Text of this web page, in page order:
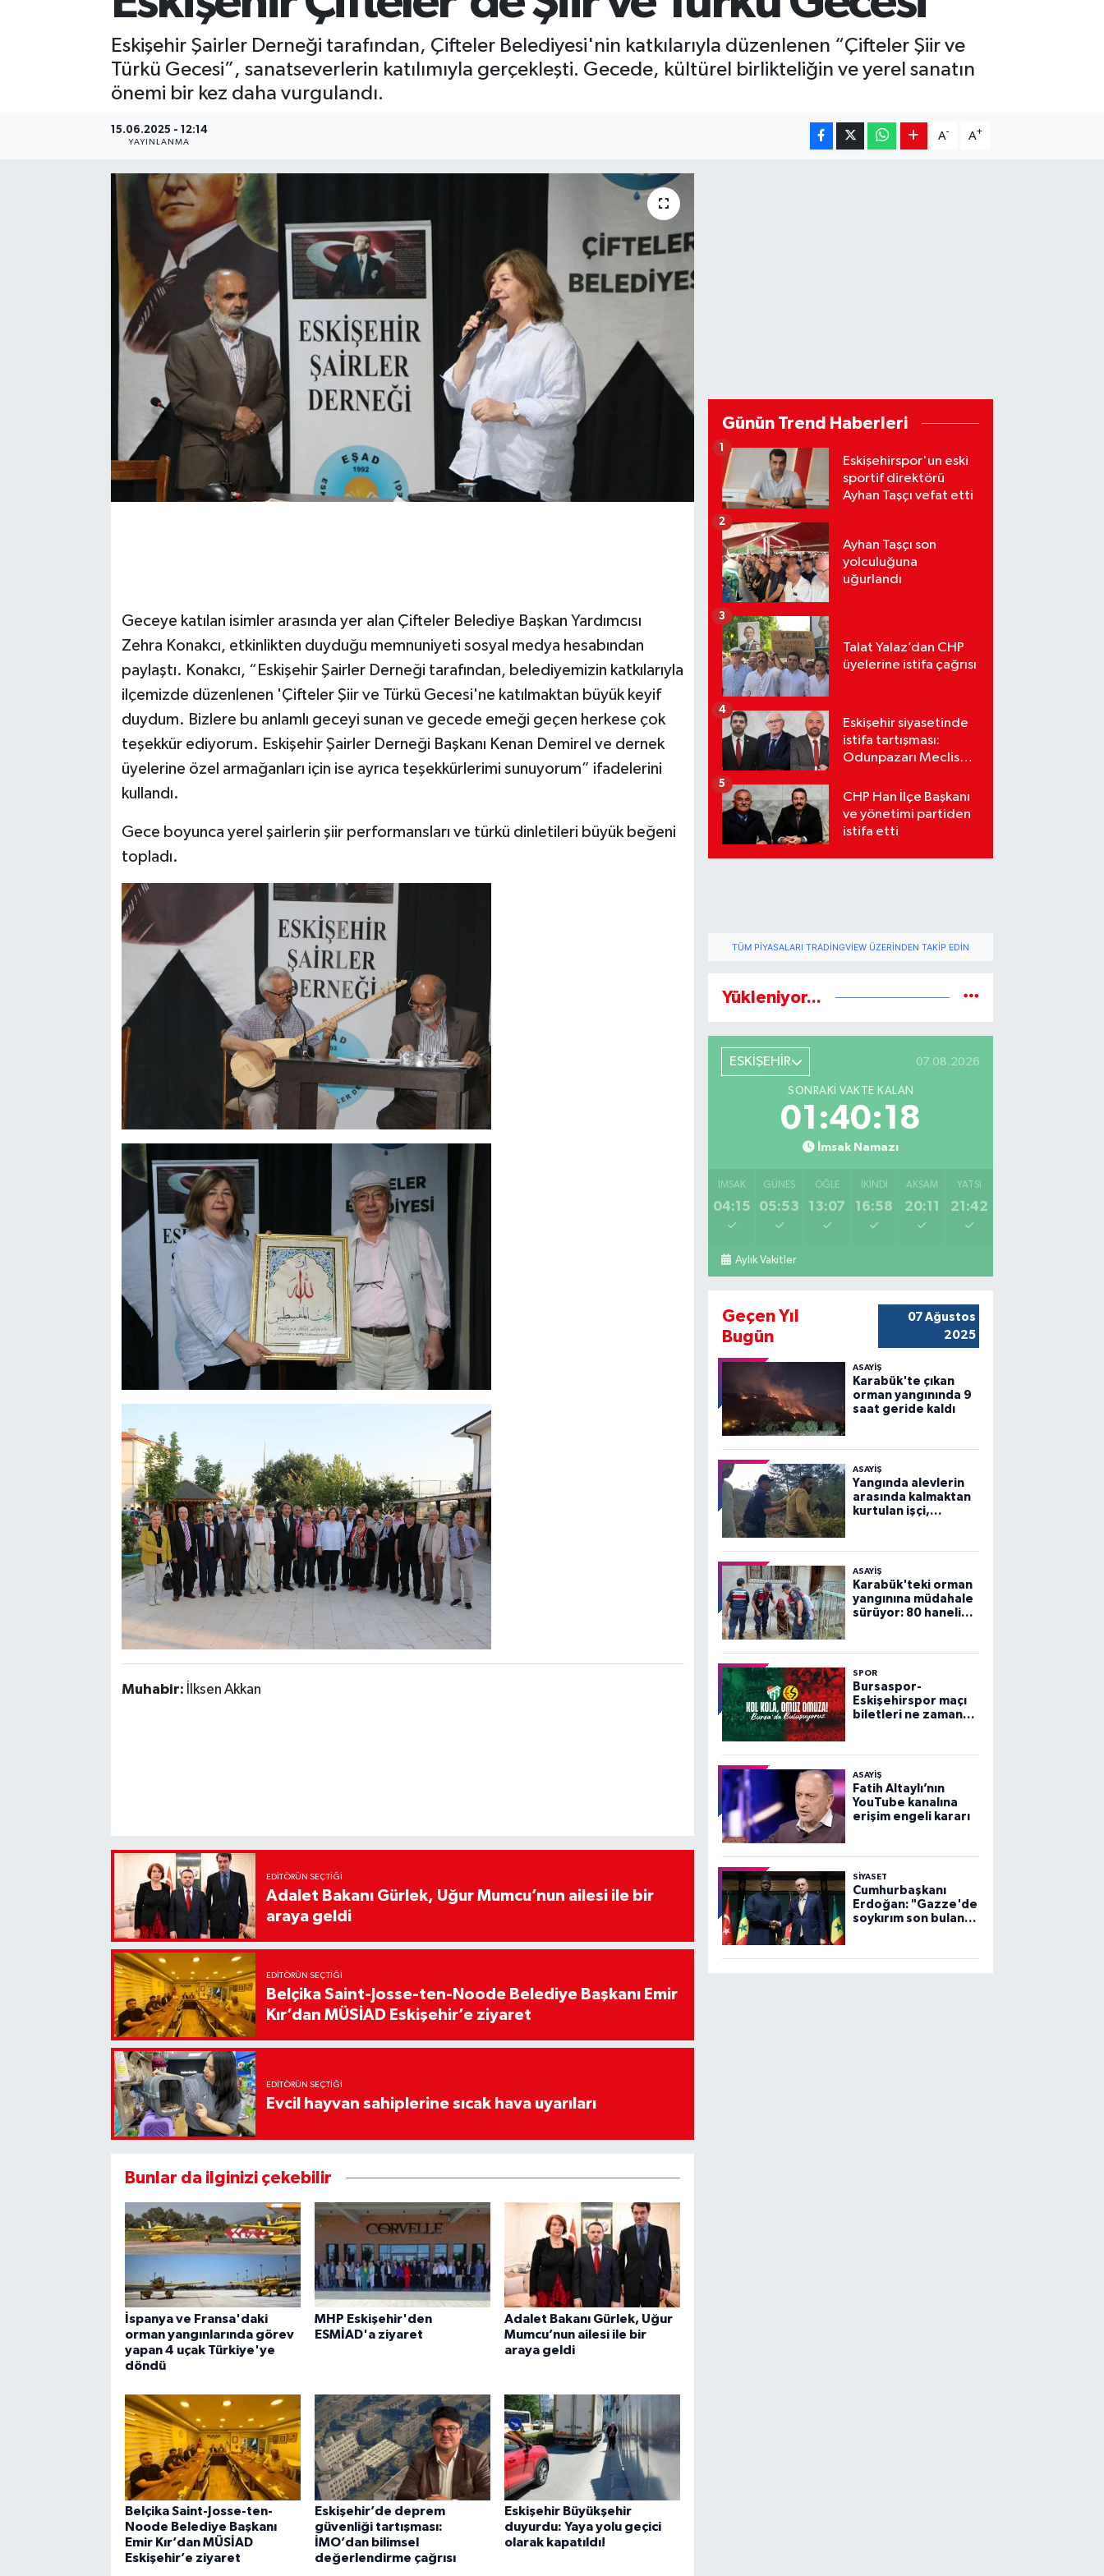
Eskişehir Şairler Derneği tarafından, Çifteler Belediyesi'nin katkılarıyla düzenlenen “Çifteler Şiir ve
Türkü Gecesi”, sanatseverlerin katılımıyla gerçekleşti. Gecede, kültürel birlikteliğin ve yerel sanatın
önemi bir kez daha vurgulandı.
15.06.2025 - 12:14
YAYINLANMA
A- A+
Geceye katılan isimler arasında yer alan Çifteler Belediye Başkan Yardımcısı
Zehra Konakcı, etkinlikten duyduğu memnuniyeti sosyal medya hesabından
paylaştı. Konakcı, “Eskişehir Şairler Derneği tarafından, belediyemizin katkılarıyla
ilçemizde düzenlenen 'Çifteler Şiir ve Türkü Gecesi'ne katılmaktan büyük keyif
duydum. Bizlere bu anlamlı geceyi sunan ve gecede emeği geçen herkese çok
teşekkür ediyorum. Eskişehir Şairler Derneği Başkanı Kenan Demirel ve dernek
üyelerine özel armağanları için ise ayrıca teşekkürlerimi sunuyorum” ifadelerini
kullandı.
Gece boyunca yerel şairlerin şiir performansları ve türkü dinletileri büyük beğeni
topladı.
Muhabir: İlksen Akkan
EDITÖRÜN SEÇTIĞI
Adalet Bakanı Gürlek, Uğur Mumcu’nun ailesi ile bir
araya geldi
EDITÖRÜN SEÇTIĞI
Belçika Saint-Josse-ten-Noode Belediye Başkanı Emir
Kır’dan MÜSİAD Eskişehir’e ziyaret
EDITÖRÜN SEÇTIĞI
Evcil hayvan sahiplerine sıcak hava uyarıları
Bunlar da ilginizi çekebilir
İspanya ve Fransa'daki
orman yangınlarında görev
yapan 4 uçak Türkiye'ye
döndü
MHP Eskişehir'den
ESMİAD'a ziyaret
Adalet Bakanı Gürlek, Uğur
Mumcu’nun ailesi ile bir
araya geldi
Belçika Saint-Josse-ten-
Noode Belediye Başkanı
Emir Kır’dan MÜSİAD
Eskişehir’e ziyaret
Eskişehir’de deprem
güvenliği tartışması:
İMO’dan bilimsel
değerlendirme çağrısı
Eskişehir Büyükşehir
duyurdu: Yaya yolu geçici
olarak kapatıldı!
Günün Trend Haberleri
Eskişehirspor'un eski
sportif direktörü
Ayhan Taşçı vefat etti
1
Ayhan Taşçı son
yolculuğuna
uğurlandı
2
Talat Yalaz’dan CHP
üyelerine istifa çağrısı
3
Eskişehir siyasetinde
istifa tartışması:
Odunpazarı Meclis
medyada karşı karşıya
geldi
4
CHP Han İlçe Başkanı
ve yönetimi partiden
istifa etti
5
TÜM PIYASALARI TRADINGVIEW ÜZERINDEN TAKIP EDIN
Yükleniyor...
ESKİŞEHİR 07.08.2026
SONRAKI VAKTE KALAN
01:40:17
İmsak Namazı
İMSAK
04:15
GÜNEŞ
05:53
ÖĞLE
13:07
İKINDI
16:58
AKŞAM
20:11
YATSI
21:42
Aylık Vakitler
Geçen Yıl
Bugün
07 Ağustos
2025
ASAYİŞ
Karabük'te çıkan
orman yangınında 9
saat geride kaldı
ASAYİŞ
Yangında alevlerin
arasında kalmaktan
kurtulan işçi,
panik yaşadı
ASAYİŞ
Karabük'teki orman
yangınına müdahale
sürüyor: 80 haneli
SPOR
Bursaspor-
Eskişehirspor maçı
biletleri ne zaman
ASAYİŞ
Fatih Altaylı’nın
YouTube kanalına
erişim engeli kararı
SİYASET
Cumhurbaşkanı
Erdoğan: "Gazze'de
soykırım son bulana